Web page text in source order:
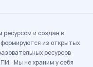
и создан в
из открытых
ресурсов
Мы не храним у себя